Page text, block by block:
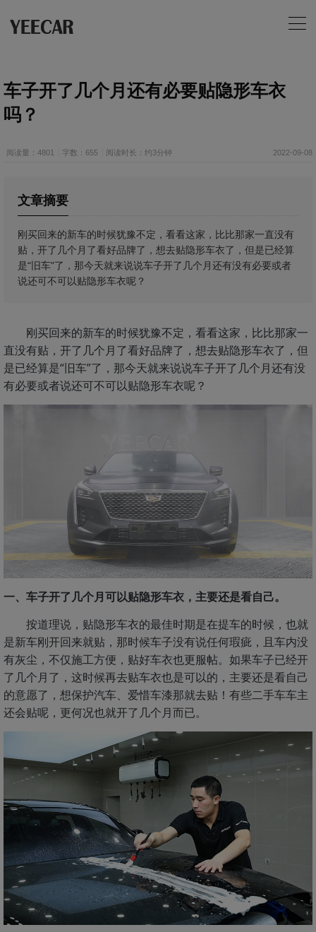
车子开了几个月还有必要贴隐形车衣
吗？
阅读量：4801 字数：655 阅读时长：约3分钟 2022-09-08
文章摘要
刚买回来的新车的时候犹豫不定，看看这家，比比那家一直没有
贴，开了几个月了看好品牌了，想去贴隐形车衣了，但是已经算
是“旧车”了，那今天就来说说车子开了几个月还有没有必要或者
说还可不可以贴隐形车衣呢？
刚买回来的新车的时候犹豫不定，看看这家，比比那家一
直没有贴，开了几个月了看好品牌了，想去贴隐形车衣了，但
是已经算是“旧车”了，那今天就来说说车子开了几个月还有没
有必要或者说还可不可以贴隐形车衣呢？
一、车子开了几个月可以贴隐形车衣，主要还是看自己。
按道理说，贴隐形车衣的最佳时期是在提车的时候，也就
是新车刚开回来就贴，那时候车子没有说任何瑕疵，且车内没
有灰尘，不仅施工方便，贴好车衣也更服帖。如果车子已经开
了几个月了，这时候再去贴车衣也是可以的，主要还是看自己
的意愿了，想保护汽车、爱惜车漆那就去贴！有些二手车车主
还会贴呢，更何况也就开了几个月而已。